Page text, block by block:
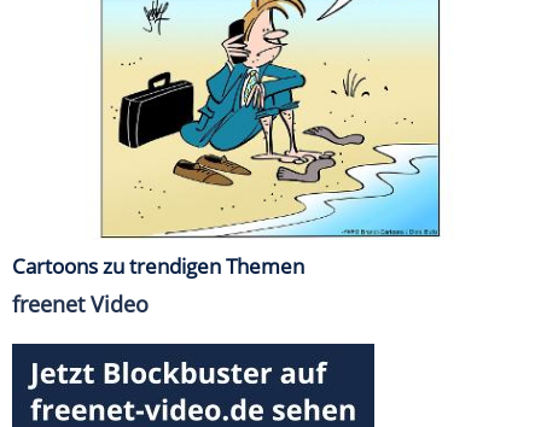
Cartoons zu trendigen Themen
freenet Video